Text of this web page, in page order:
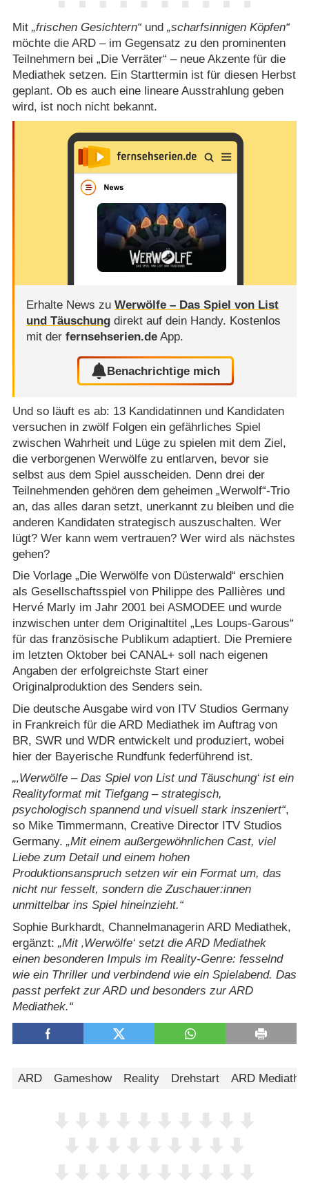
Mit frischen Gesichtern und
scharfsinnigen Köpfen
möchte die ARD – im Gegensatz zu den prominenten
Teilnehmern bei „Die Verräter“ – neue Akzente für die
Mediathek setzen. Ein Starttermin ist für diesen Herbst
geplant. Ob es auch eine lineare Ausstrahlung geben
wird, ist noch nicht bekannt.
Erhalte News zu Werwölfe – Das Spiel von List
und Täuschungdirekt auf dein Handy. Kostenlos
mit der fernsehserien.deApp.
Benachrichtige mich
Und so läuft es ab: 13 Kandidatinnen und Kandidaten
versuchen in zwölf Folgen ein gefährliches Spiel
zwischen Wahrheit und Lüge zu spielen mit dem Ziel,
die verborgenen Werwölfe zu entlarven, bevor sie
selbst aus dem Spiel ausscheiden. Denn drei der
Teilnehmenden gehören dem geheimen „Werwolf“-Trio
an, das alles daran setzt, unerkannt zu bleiben und die
anderen Kandidaten strategisch auszuschalten. Wer
lügt? Wer kann wem vertrauen? Wer wird als nächstes
gehen?
Die Vorlage „Die Werwölfe von Düsterwald“ erschien
als Gesellschaftsspiel von Philippe des Pallières und
Hervé Marly im Jahr 2001 bei ASMODEE und wurde
inzwischen unter dem Originaltitel „Les Loups-Garous“
für das französische Publikum adaptiert. Die Premiere
im letzten Oktober bei CANAL+ soll nach eigenen
Angaben der erfolgreichste Start einer
Originalproduktion des Senders sein.
Die deutsche Ausgabe wird von ITV Studios Germany
in Frankreich für die ARD Mediathek im Auftrag von
BR, SWR und WDR entwickelt und produziert, wobei
hier der Bayerische Rundfunk federführend ist.
‚Werwölfe – Das Spiel von List und Täuschung‘ ist ein
Realityformat mit Tiefgang – strategisch,
psychologisch spannend und visuell stark inszeniert ,
so Mike Timmermann, Creative Director ITV Studios
Germany.
Mit einem außergewöhnlichen Cast, viel
Liebe zum Detail und einem hohen
Produktionsanspruch setzen wir ein Format um, das
nicht nur fesselt, sondern die Zuschauer:innen
unmittelbar ins Spiel hineinzieht.
Sophie Burkhardt, Channelmanagerin ARD Mediathek,
ergänzt:
Mit ‚Werwölfe‘ setzt die ARD Mediathek
einen besonderen Impuls im Reality-Genre: fesselnd
wie ein Thriller und verbindend wie ein Spielabend. Das
passt perfekt zur ARD und besonders zur ARD
Mediathek.
ARD Gameshow Reality Drehstart ARD